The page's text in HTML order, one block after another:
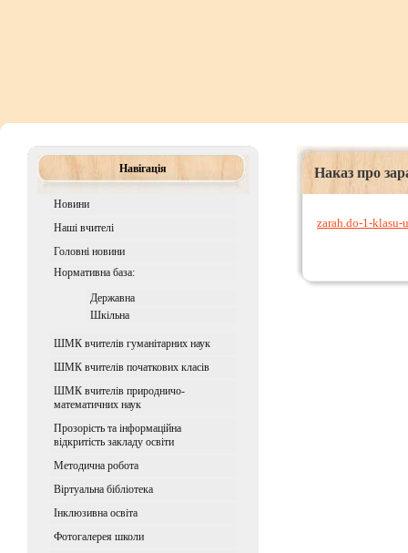
Навігація
Новини
Наші вчителі
Головні новини
Нормативна база:
Державна
Шкiльна
ШМК вчителів гуманітарних наук
ШМК вчителів початкових класів
ШМК вчителів природничо-
математичних наук
Прозорість та інформаційна
відкритість закладу освіти
Методична робота
Віртуальна бібліотека
Iнклюзивна освiта
Фотогалерея школи
Наказ про
zarah.do-1-